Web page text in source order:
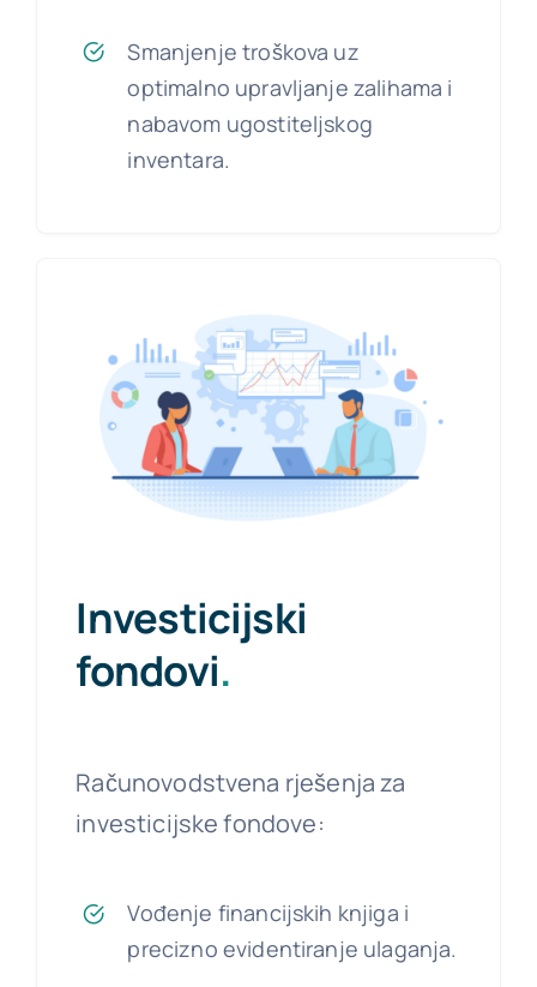
Smanjenje troškova uz
optimalno upravljanje zalihama i
nabavom ugostiteljskog
inventara.
Investicijski
fondovi.
Računovodstvena rješenja za
investicijske fondove:
Vođenje financijskih knjiga i
precizno evidentiranje ulaganja.